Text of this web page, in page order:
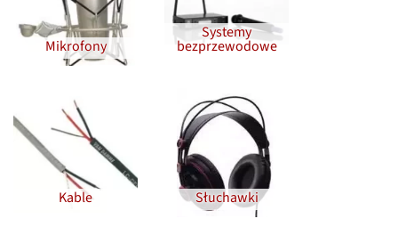
Mikrofony
Systemy
bezprzewodowe
Kable Słuchawki